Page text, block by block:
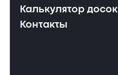
Калькулятор досок
Контакты